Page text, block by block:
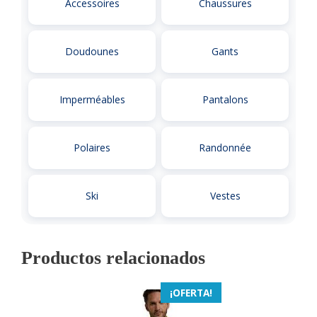
Accessoires Chaussures
Doudounes Gants
Imperméables Pantalons
Polaires Randonnée
Ski Vestes
Productos relacionados
¡OFERTA!